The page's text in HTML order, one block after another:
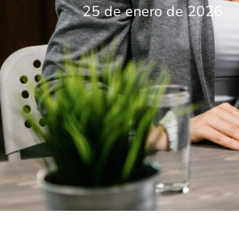
25 de enero de 2026